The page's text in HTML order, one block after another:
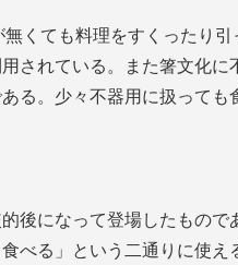
くても料理をすくったり
されている。また箸文化に
る。少々不器用に扱っても
後になって登場したもので
べる」という二通りに使え